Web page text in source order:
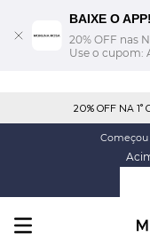
BAIXE O APP!
20% OFF nas
Use o cupom:
20% OFF NA 1°
Começou